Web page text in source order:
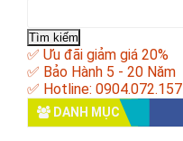
cho:
✅ Ưu đãi giảm giá 20%
✅ Bảo Hành 5 - 20 Năm
✅ Hotline: 0904.072.157
DANH MỤC